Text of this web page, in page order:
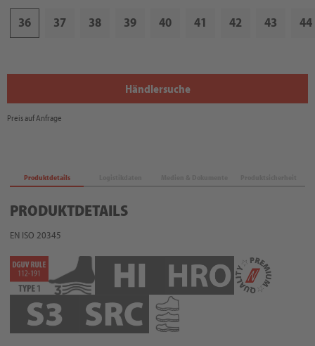
36 37 38 39 40 41 42 43 44
Händlersuche
Preis auf Anfrage
Produktdetails
PRODUKTDETAILS
EN ISO 20345